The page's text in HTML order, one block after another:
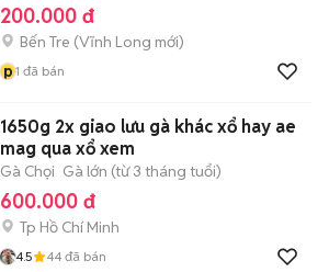
200.000 đ
Bến Tre (Vĩnh Long mới)
p1 đã bán
1650g 2x giao lưu gà khác xổ hay ae
mag qua xổ xem
Gà Chọi Gà lớn (từ 3 tháng tuổi)
600.000 đ
Tp Hồ Chí Minh
4.5 44 đã bán